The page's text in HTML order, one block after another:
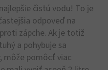
čistú vodu! To je
odpoveď na
zápche. Ak je totiž
a pohybuje sa
môže pomôcť viac